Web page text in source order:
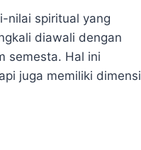
nilai spiritual yang
diawali dengan
semesta. Hal ini
juga memiliki dimensi